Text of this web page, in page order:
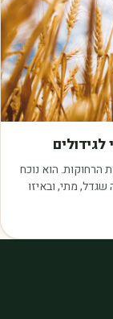
הרחוקות. הוא נוכח
מתי, ובאיזו